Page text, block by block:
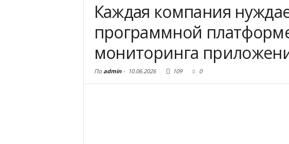
Каждая компания
программной
мониторинга
По admin- 10.06.2026 109 0